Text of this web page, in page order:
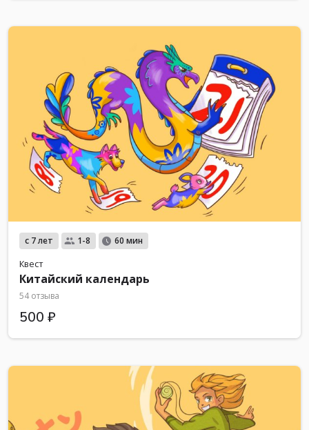
с 7 лет 1-8 60 мин
Квест
Китайский календарь
54 отзыва
500 ₽